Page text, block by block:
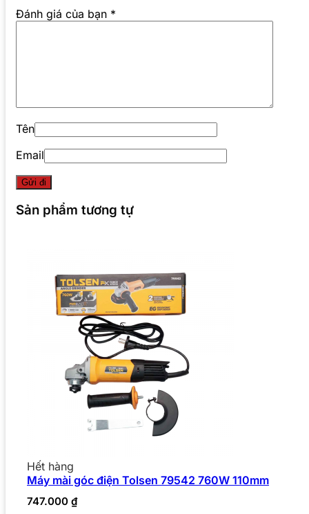
Đánh giá của bạn *
Tên
Email
Sản phẩm tương tự
Hết hàng
Máy mài góc điện Tolsen 79542 760W 110mm
747.000 ₫